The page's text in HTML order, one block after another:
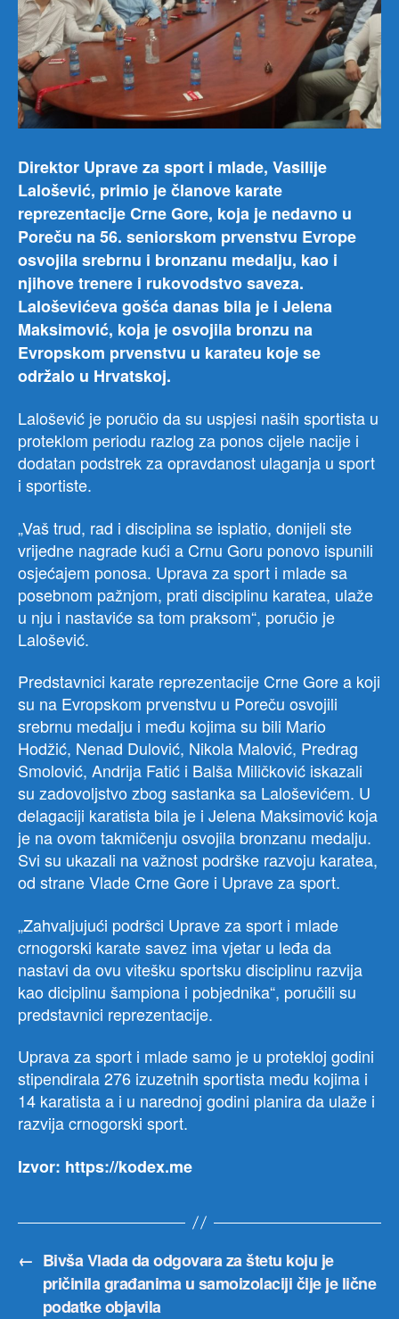
Direktor Uprave za sport i mlade, Vasilije
Lalošević, primio je članove karate
reprezentacije Crne Gore, koja je nedavno u
Poreču na 56. seniorskom prvenstvu Evrope
osvojila srebrnu i bronzanu medalju, kao i
njihove trenere i rukovodstvo saveza.
Laloševićeva gošća danas bila je i Jelena
Maksimović, koja je osvojila bronzu na
Evropskom prvenstvu u karateu koje se
održalo u Hrvatskoj.
Lalošević je poručio da su uspjesi naših sportista u
proteklom periodu razlog za ponos cijele nacije i
dodatan podstrek za opravdanost ulaganja u sport
i sportiste.
„Vaš trud, rad i disciplina se isplatio, donijeli ste
vrijedne nagrade kući a Crnu Goru ponovo ispunili
osjećajem ponosa. Uprava za sport i mlade sa
posebnom pažnjom, prati disciplinu karatea, ulaže
u nju i nastaviće sa tom praksom“, poručio je
Lalošević.
Predstavnici karate reprezentacije Crne Gore a koji
su na Evropskom prvenstvu u Poreču osvojili
srebrnu medalju i među kojima su bili Mario
Hodžić, Nenad Dulović, Nikola Malović, Predrag
Smolović, Andrija Fatić i Balša Miličković iskazali
su zadovoljstvo zbog sastanka sa Laloševićem. U
delagaciji karatista bila je i Jelena Maksimović koja
je na ovom takmičenju osvojila bronzanu medalju.
Svi su ukazali na važnost podrške razvoju karatea,
od strane Vlade Crne Gore i Uprave za sport.
„Zahvaljujući podršci Uprave za sport i mlade
crnogorski karate savez ima vjetar u leđa da
nastavi da ovu vitešku sportsku disciplinu razvija
kao diciplinu šampiona i pobjednika“, poručili su
predstavnici reprezentacije.
Uprava za sport i mlade samo je u protekloj godini
stipendirala 276 izuzetnih sportista među kojima i
14 karatista a i u narednoj godini planira da ulaže i
razvija crnogorski sport.
Izvor: https://kodex.me
← Bivša Vlada da odgovara za štetu koju je
pričinila građanima u samoizolaciji čije je lične
podatke objavila